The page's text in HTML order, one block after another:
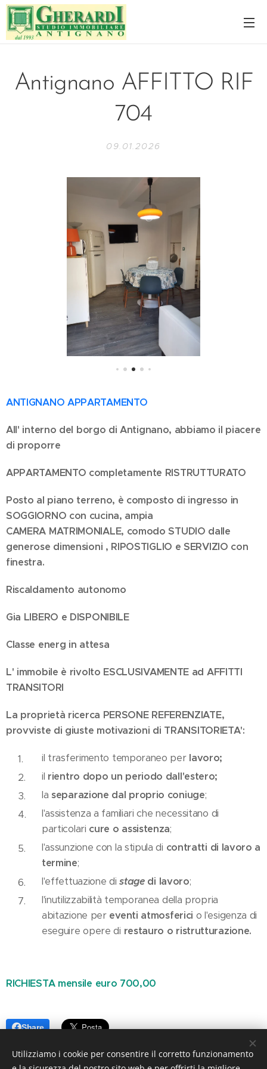
Antignano AFFITTO RIF
704
09.01.2026
ANTIGNANO APPARTAMENTO
All' interno del borgo di Antignano, abbiamo il piacere
di proporre
APPARTAMENTO completamente RISTRUTTURATO
Posto al piano terreno, è composto di ingresso in
SOGGIORNO con cucina, ampia
CAMERA MATRIMONIALE, comodo STUDIO dalle
generose dimensioni , RIPOSTIGLIO e SERVIZIO con
finestra.
Riscaldamento autonomo
Gia LIBERO e DISPONIBILE
Classe energ in attesa
L' immobile è rivolto ESCLUSIVAMENTE ad AFFITTI
TRANSITORI
La proprietà ricerca PERSONE REFERENZIATE,
provviste di giuste motivazioni di TRANSITORIETA':
il trasferimento temporaneo per lavoro;
il rientro dopo un periodo dall'estero;
laseparazione dal proprio coniuge;
l'assistenza a familiari che necessitano di
particolari cure o assistenza;
l'assunzione con la stipula di contratti di lavoro a
termine;
l'effettuazione distagedi lavoro;
l'inutilizzabilità temporanea della propria
abitazione per eventi atmosferici o l'esigenza di
eseguire opere di restauro o ristrutturazione.
RICHIESTA mensile euro 700,00
Share
Utilizziamo i cookie per consentire il corretto funzionamento